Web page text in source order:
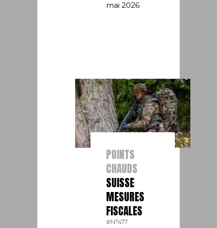
mai 2026
POINTS
CHAUDS
SUISSE
MESURES
FISCALES
#N°477.